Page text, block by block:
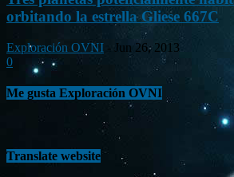
orbitando la estrella Gliese 667C
Exploración OVNI - Jun 26, 2013
0
Me gusta Exploración OVNI
Translate website